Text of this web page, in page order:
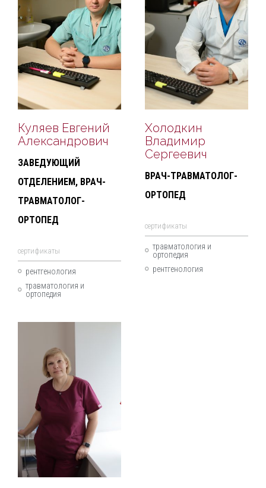
Куляев Евгений
Александрович
ЗАВЕДУЮЩИЙ
ОТДЕЛЕНИЕМ, ВРАЧ-
ТРАВМАТОЛОГ-
ОРТОПЕД
cертификаты
рентгенология
травматология и
ортопедия
Холодкин
Владимир
Сергеевич
ВРАЧ-ТРАВМАТОЛОГ-
ОРТОПЕД
cертификаты
травматология и
ортопедия
рентгенология